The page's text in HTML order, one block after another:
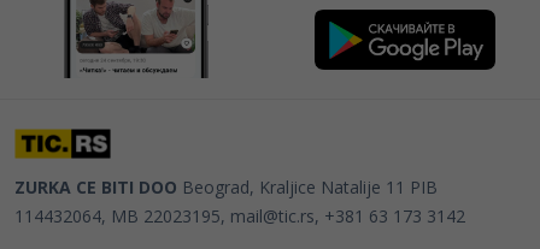
ZURKA CE BITI DOO Beograd, Kraljice Natalije 11 PIB
114432064, MB 22023195, mail@tic.rs, +381 63 173 3142